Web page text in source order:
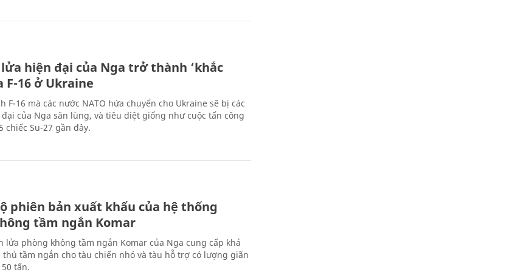
hiện đại của Nga trở thành ‘khắc
F-16 ở Ukraine
F-16 mà các nước NATO hứa chuyển cho Ukraine sẽ bị các
của Nga săn lùng, và tiêu diệt giống như cuộc tấn công
chiếc Su-27 gần đây.
phiên bản xuất khẩu của hệ thống
tầm ngắn Komar
lửa phòng không tầm ngắn Komar của Nga cung cấp khả
thủ tầm ngắn cho tàu chiến nhỏ và tàu hỗ trợ có lượng giãn
tấn.